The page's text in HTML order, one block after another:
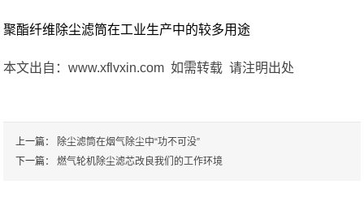
聚酯纤维除尘滤筒在工业生产中的较多用途
本文出自：www.xflvxin.com 如需转载 请注明出处
上一篇：
除尘滤筒在烟气除尘中“功不可没”
下一篇：燃气轮机除尘滤芯改良我们的工作环境